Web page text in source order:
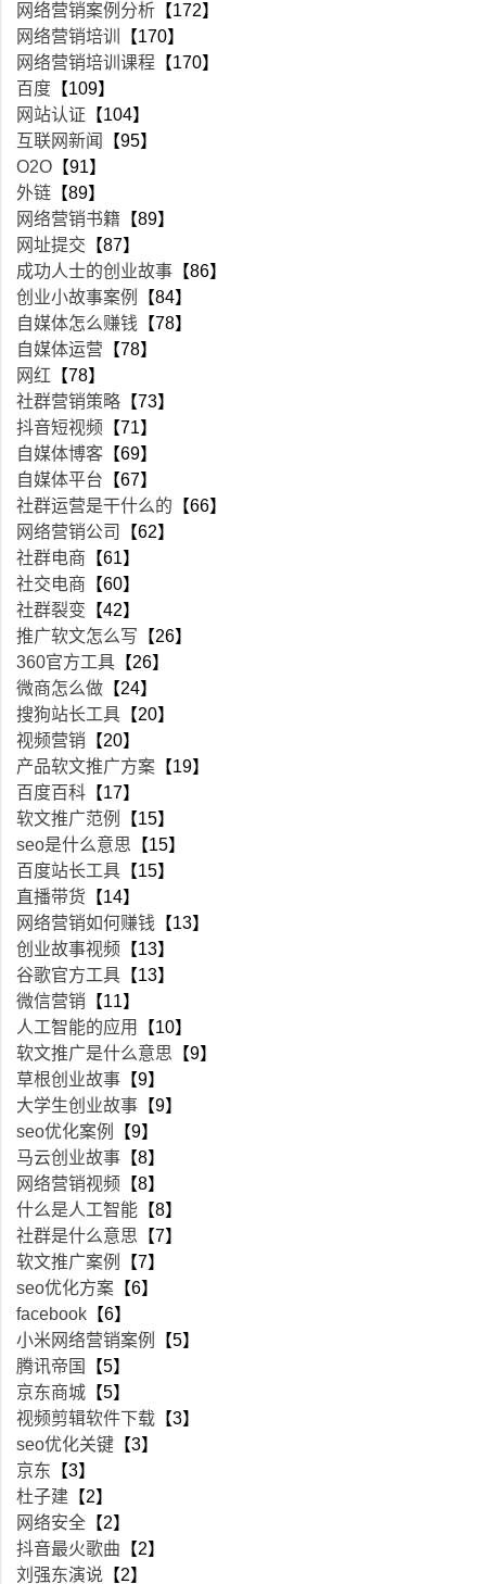
网络营销案例分析 【172】
网络营销培训
【170】
网络营销培训课程 【170】
百度 【109】
网站认证 【104】
互联网新闻
【95】
O2O 【91】
外链 【89】
网络营销书籍 【89】
网址提交 【87】
成功人士的创业故事 【86】
创业小故事案例
【84】
自媒体怎么赚钱 【78】
自媒体运营 【78】
网红 【78】
社群营销策略 【73】
抖音短视频 【71】
自媒体博客 【69】
自媒体平台 【67】
社群运营是干什么的 【66】
网络营销公司
【62】
社群电商 【61】
社交电商 【60】
社群裂变 【42】
推广软文怎么写 【26】
360官方工具 【26】
微商怎么做 【24】
搜狗站长工具 【20】
视频营销 【20】
产品软文推广方案 【19】
百度百科 【17】
软文推广范例
【15】
seo是什么意思 【15】
百度站长工具 【15】
直播带货 【14】
网络营销如何赚钱 【13】
创业故事视频 【13】
谷歌官方工具 【13】
微信营销 【11】
人工智能的应用
【10】
软文推广是什么意思 【9】
草根创业故事 【9】
大学生创业故事 【9】
seo优化案例
【9】
马云创业故事 【8】
网络营销视频 【8】
什么是人工智能 【8】
社群是什么意思 【7】
软文推广案例
【7】
seo优化方案 【6】
facebook 【6】
小米网络营销案例
【5】
腾讯帝国
【5】
京东商城 【5】
视频剪辑软件下载 【3】
seo优化关键 【3】
京东 【3】
杜子建 【2】
网络安全 【2】
抖音最火歌曲 【2】
刘强东演说 【2】